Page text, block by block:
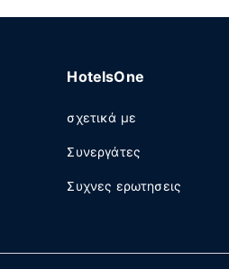
HotelsOne
σχετικά με
Συνεργάτες
Συχνες ερωτησεις